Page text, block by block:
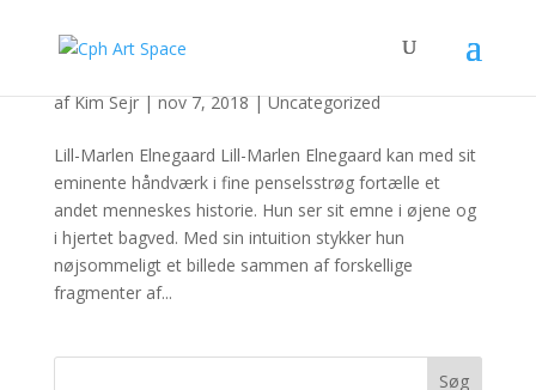
afKim Sejr|nov 7, 2018|Uncategorized
Lill-Marlen Elnegaard Lill-Marlen Elnegaard kan med sit
eminente håndværk i fine penselsstrøg fortælle et
andet menneskes historie. Hun ser sit emne i øjene og
i hjertet bagved. Med sin intuition stykker hun
nøjsommeligt et billede sammen af forskellige
fragmenter af...